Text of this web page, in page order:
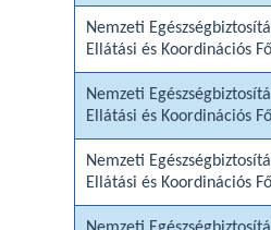
Nemzeti
Ellátási és Koordinációs
Nemzeti
Ellátási és Koordinációs
Nemzeti
Ellátási és Koordinációs